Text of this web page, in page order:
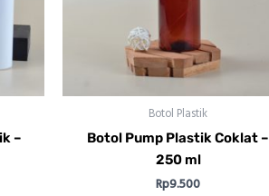
–
Botol Plastik
Botol Pump Plastik Coklat –
250 ml
Rp9.500